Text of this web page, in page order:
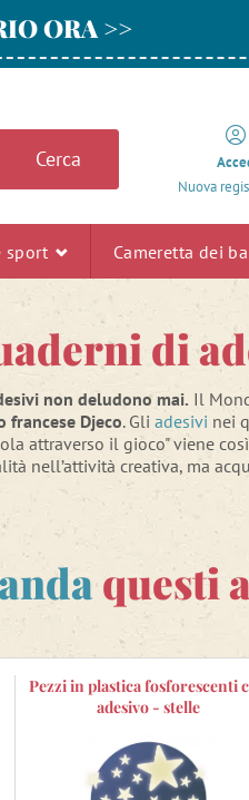
ORA >>
Cerca
Nuova
sport Cameretta dei
di
non deludono mai. Il
francese Djeco. Gli adesivi nei
attraverso il gioco" viene
nell’attività creativa, ma
dai 18 mesi.
questi
Pezzi in plastica fosforescenti
adesivo - stelle